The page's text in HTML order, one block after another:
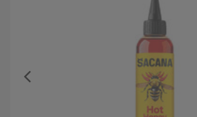
Previous